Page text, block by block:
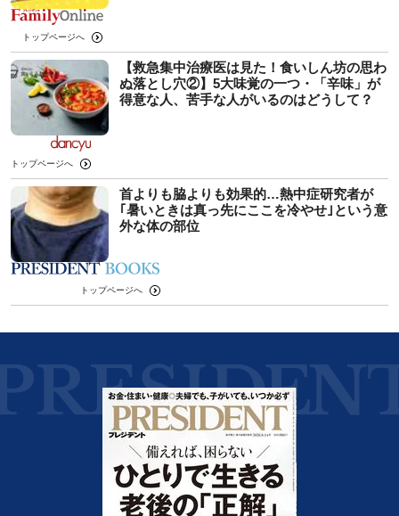
トップページへ
【救急集中治療医は見た！食いしん坊の思わ
ぬ落とし穴②】5大味覚の一つ・「辛味」が
得意な人、苦手な人がいるのはどうして？
トップページへ
首よりも脇よりも効果的…熱中症研究者が
｢暑いときは真っ先にここを冷やせ｣という意
外な体の部位
トップページへ